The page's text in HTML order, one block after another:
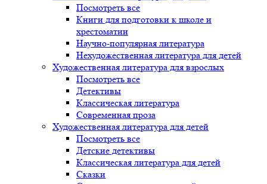
Посмотреть все
Книги для подготовки к школе и
хрестоматии
Научно-популярная литература
Нехудожественная литература для детей
Художественная литература для взрослых
Посмотреть все
Детективы
Классическая литература
Современная проза
Художественная литература для детей
Посмотреть все
Детские детективы
Классическая литература для детей
Сказки